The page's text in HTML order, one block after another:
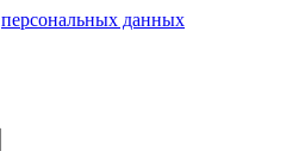
персональных данных